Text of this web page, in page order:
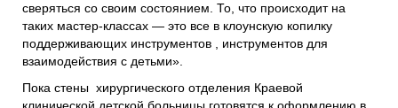
сверяться со своим состоянием. То, что происходит на
таких мастер-классах — это все в клоунскую копилку
поддерживающих инструментов , инструментов для
взаимодействия с детьми».
Пока стены хирургического отделения Краевой